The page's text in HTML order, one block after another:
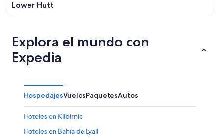
Lower Hutt
Explora el mundo con
Expedia
HospedajesVuelosPaquetesAutos
Hoteles en Kilbirnie
Hoteles en Bahía de Lyall